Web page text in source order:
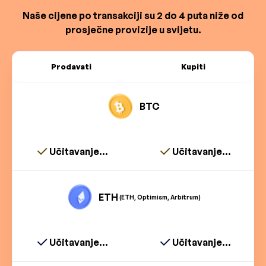
Naše cijene po transakciji su 2 do 4 puta niže od
prosječne provizije u svijetu.
Prodavati Kupiti
BTC
Učitavanje... Učitavanje...
ETH (ETH, Optimism, Arbitrum)
Učitavanje... Učitavanje...